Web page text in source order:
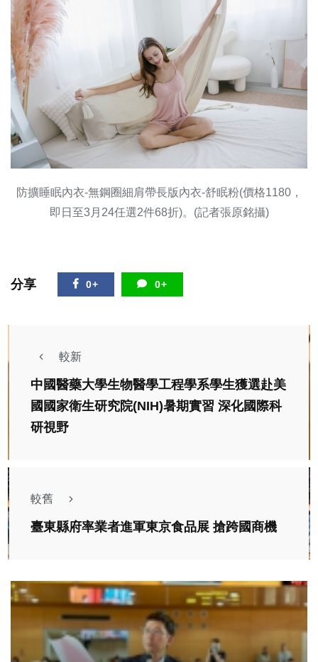
防擴睡眠內衣-無鋼圈細肩帶長版內衣-舒眠粉(價格1180，
即日至3月24任選2件68折)。(記者張原銘攝)
分享 0+ 0+
較新
中國醫藥大學生物醫學工程學系學生獲選赴美
國國家衛生研究院(NIH)暑期實習 深化國際科
研視野
較舊
臺東縣府率業者進軍東京食品展 搶跨國商機